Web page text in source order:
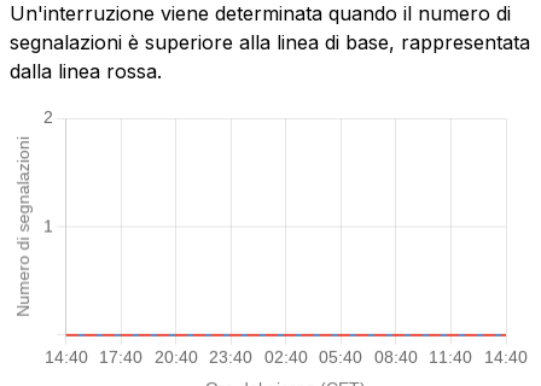
Un'interruzione viene determinata quando il numero di
segnalazioni è superiore alla linea di base, rappresentata
dalla linea rossa.